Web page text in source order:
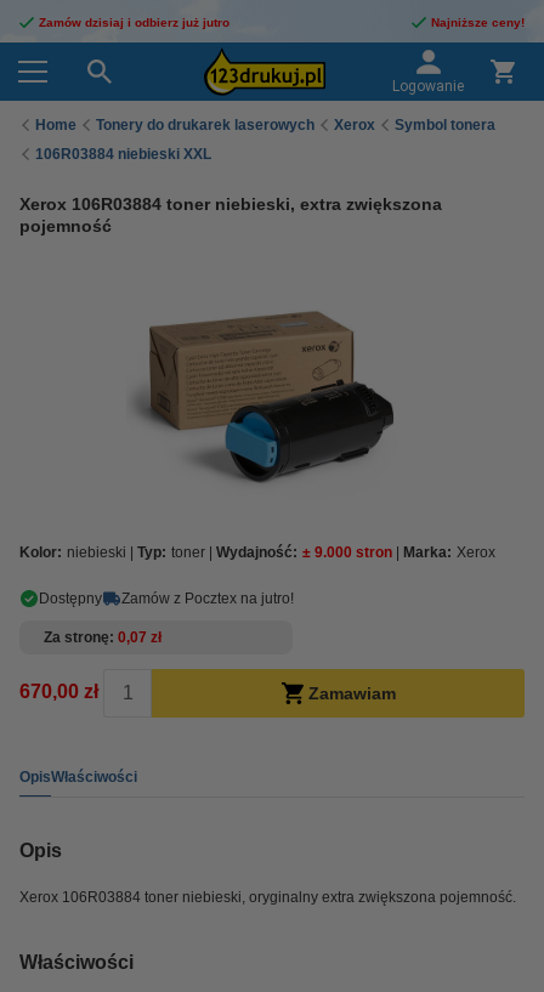
Zamów dzisiaj i odbierz już jutro Najniższe ceny!
Logowanie
Home Tonery do drukarek laserowych Xerox
Symbol tonera
106R03884 niebieski XXL
Xerox 106R03884 toner niebieski, extra zwiększona
pojemność
Kolor: niebieski Typ: toner Wydajność: ± 9.000 stron Marka: Xerox
Dostępny Zamów z Pocztex na jutro!
Za stronę 0,07 zł
670,00 zł Zamawiam
OpisWłaściwości
Opis
Xerox 106R03884 toner niebieski, oryginalny extra zwiększona pojemność.
Właściwości